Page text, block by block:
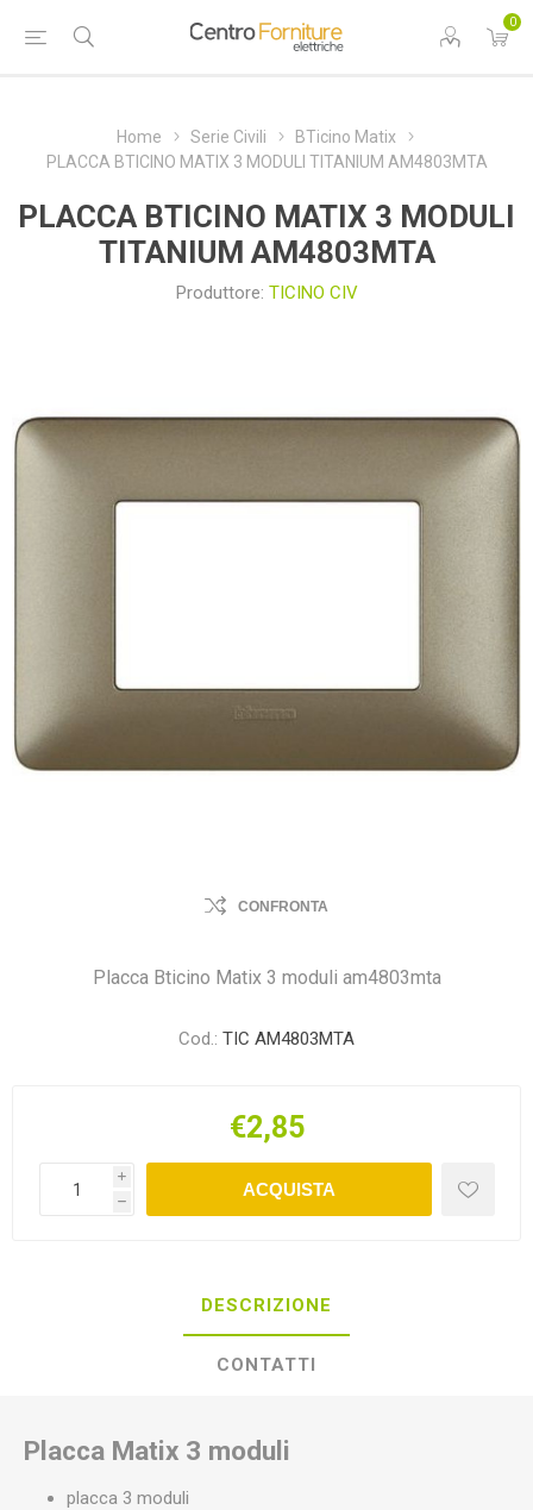
0
Home Serie Civili
BTicino Matix
PLACCA BTICINO MATIX 3 MODULI TITANIUM AM4803MTA
PLACCA BTICINO MATIX 3 MODULI
TITANIUM AM4803MTA
Produttore: TICINO CIV
CONFRONTA
Placca Bticino Matix 3 moduli am4803mta
Cod.: TIC AM4803MTA
€2,85
i
h
ACQUISTA
DESCRIZIONE
CONTATTI
Placca Matix 3 moduli
placca 3 moduli